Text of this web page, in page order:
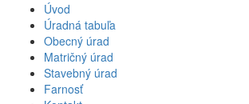
Úvod
Úradná tabuľa
Obecný úrad
Matričný úrad
Stavebný úrad
Farnosť